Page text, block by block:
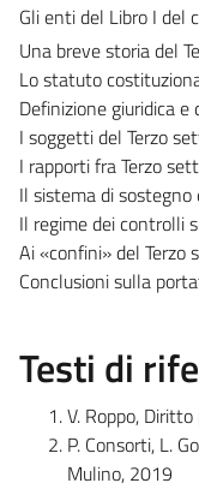
Gli enti del Libro I del
Una breve storia del
Lo statuto
Definizione giuridica
I soggetti del Terzo
I rapporti fra Terzo
Il sistema di
Il regime dei controlli
Ai «confini» del Terzo
Conclusioni sulla
Testi di
V. Roppo,
P. Consorti, L.
Mulino, 2019